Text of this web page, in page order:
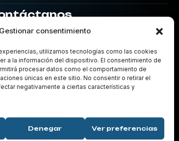
Gestionar consentimiento
utilizamos tecnologías como las cookies
a la información del dispositivo. El consentimiento de
procesar datos como el comportamiento de
únicas en este sitio. No consentir o retirar el
negativamente a ciertas características y
Denegar Ver preferencias
info@abogadosjrm.com
+34 611 75 12 65
C/ Comedias, 11, 4, Ciutat Vella,
46003, Valencia, España